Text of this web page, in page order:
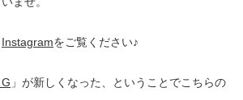
Instagramをご覧ください♪
」が新しくなった、ということでこちらの